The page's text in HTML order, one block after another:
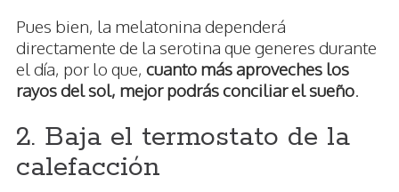
Pues bien, la melatonina dependerá
directamente de la serotina que generes durante
el día, por lo que, cuanto más aproveches los
rayos del sol, mejorpodrás conciliar el sueño.
2. Baja el termostato de la
calefacción